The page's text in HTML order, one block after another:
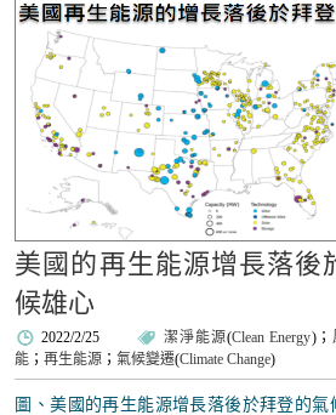
美國的再生能源增長落後
候雄心
2022/2/25 潔淨能源(Clean Energy)；
能 ；再生能源 ；氣候變遷(Climate Change)
圖、美國的再生能源增長落後於拜登的氣